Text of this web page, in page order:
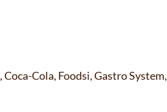
Cola, Foodsi, Gastro System,